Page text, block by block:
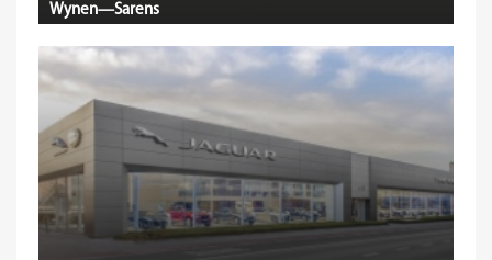
Wynen—Sarens